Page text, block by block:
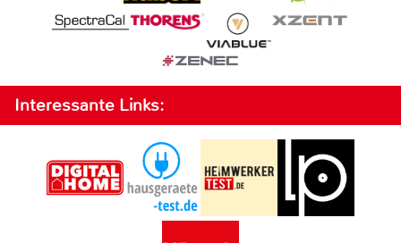
Interessante Links: